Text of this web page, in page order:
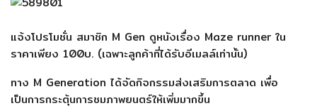
แจ้งโปรโมชั่น สมาชิก M Gen ดูหนังเรื่อง Maze runner ใน
ราคาเพียง 100บ. (เฉพาะลูกค้าที่ได้รับอีเมลล์เท่านั้น)
ทาง M Generation ได้จัดกิจกรรมส่งเสริมการตลาด เพื่อ
เป็นการกระตุ้นการชมภาพยนตร์ให้เพิ่มมากขึ้น